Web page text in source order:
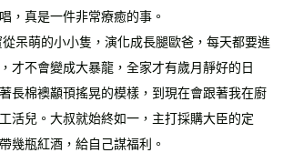
，真是一件非常療癒的事。
萌的小小隻，演化成長腿歐爸，每天都要進
才不會變成大暴龍，全家才有歲月靜好的日
長棉襖顢頇搖晃的模樣，到現在會跟著我在廚
活兒。大叔就始終如一，主打採購大臣的定
幾瓶紅酒，給自己謀福利。